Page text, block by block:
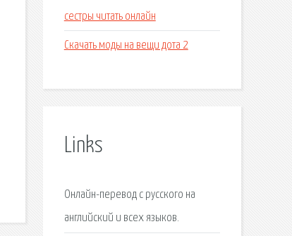
сестры читать онлайн
Скачать моды на вещи дота 2
Links
Онлайн-перевод с русского на
английский и всех языков.